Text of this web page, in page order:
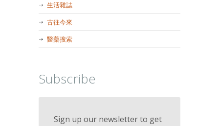
生活雜誌
古往今來
醫藥搜索
Subscribe
Sign up our newsletter to get